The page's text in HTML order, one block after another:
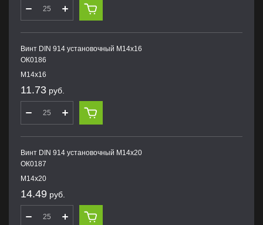
Винт DIN 914 установочный М14х16
ОК0186
М14х16
11.73 руб.
Винт DIN 914 установочный М14х20
ОК0187
М14х20
14.49 руб.